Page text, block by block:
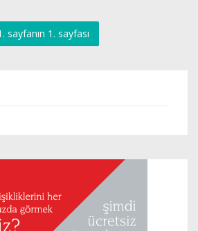
sayfanın 1. sayfası